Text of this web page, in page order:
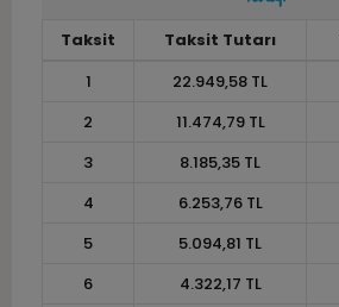
Taksit Taksit Tutarı
1
22.949,58 TL
2
11.474,79 TL
3
8.185,35 TL
4
6.253,76 TL
5
5.094,81 TL
6
4.322,17 TL